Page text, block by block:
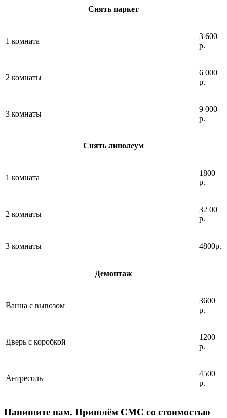
Снять паркет
1 комната
3 600
р.
2 комнаты
6 000
р.
3 комнаты
9 000
р.
Снять линолеум
1 комната
1800
р.
2 комнаты
32 00
р.
3 комнаты 4800р.
Демонтаж
Ванна с вывозом
3600
р.
Дверь с коробкой
1200
р.
Антресоль
4500
р.
Напишите нам. Пришлём СМС со стоимостью